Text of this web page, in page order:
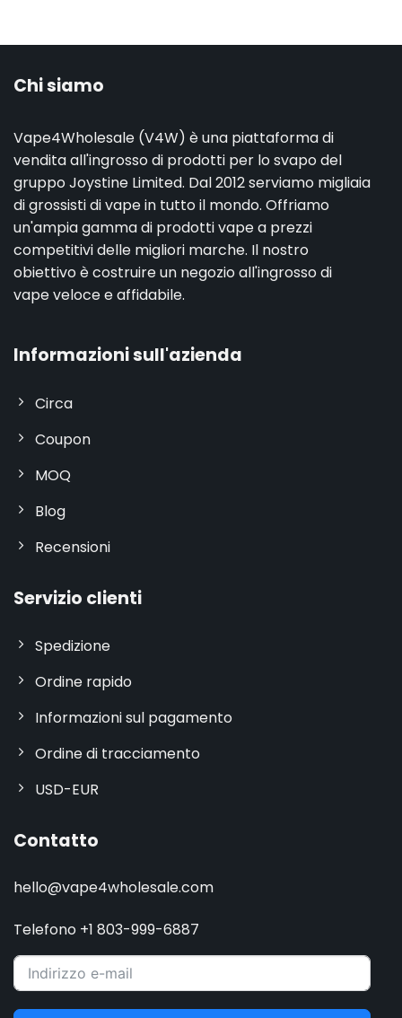
Chi siamo
Vape4Wholesale (V4W) è una piattaforma di
vendita all'ingrosso di prodotti per lo svapo del
gruppo Joystine Limited. Dal 2012 serviamo migliaia
di grossisti di vape in tutto il mondo. Offriamo
un'ampia gamma di prodotti vape a prezzi
competitivi delle migliori marche. Il nostro
obiettivo è costruire un negozio all'ingrosso di
vape veloce e affidabile.
Informazioni sull'azienda
Circa
Coupon
MOQ
Blog
Recensioni
Servizio clienti
Spedizione
Ordine rapido
Informazioni sul pagamento
Ordine di tracciamento
USD-EUR
Contatto
hello@vape4wholesale.com
Telefono +1 803-999-6887